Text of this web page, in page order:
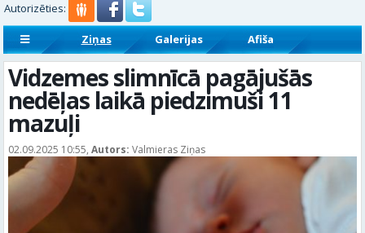
Autorizēties:
Ziņas Galerijas
Afiša
Sludinājumi
Reklāmraksti
Vidzemes slimnīcā pagājušās
nedēļas laikā piedzimuši 11
mazuļi
02.09.2025 10:55, Autors: Valmieras Ziņas